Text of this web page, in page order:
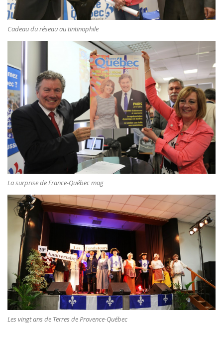
Cadeau du réseau au tintinophile
La surprise de France-Québec mag
Les vingt ans de Terres de Provence-Québec